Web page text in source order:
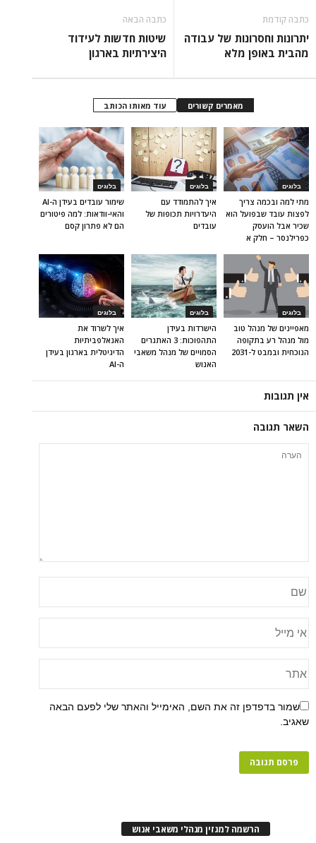
כתבה קודמת
יתרונות וחסרונות של עבודה
מהבית באופן מלא
כתבה הבאה
שיטות חדשות לעידוד
היצירתיות בארגון
מאמרים קשורים עוד מאותו הכותב
בלוגים
שימור עובדים בעידן ה-AI
והאי-וודאות: למה פיטורים
הם לא פתרון קסם
בלוגים
איך להתמודד עם
היעדרויות תכופות של
עובדים
בלוגים
מתי למה ובכמה צריך
לפצות עובד שבפועל הוא
שכיר אבל הועסק
כפרילנסר – חלק א
בלוגים
איך לשרוד את
האנאלפביתיוּת
הדיגיטלית בארגון בעידן
ה-AI
בלוגים
הישרדות בעידן
התהפוכות: 3 האתגרים
הסמויים של מנהל משאבי
האנוש
בלוגים
מאפיינים של מנהל טוב
מול מנהל רע בתקופה
הנוכחית ובמבט ל-2031
אין תגובות
השאר תגובה
שמור בדפדפן זה את השם, האימייל והאתר שלי לפעם הבאה
שאגיב.
הרשמה למגזין מנהלי משאבי אנוש